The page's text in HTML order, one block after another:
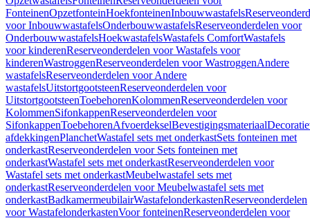
FonteinenOpzetfonteinHoekfonteinenInbouwwastafels
voor InbouwwastafelsOnderbouwwastafelsReserveonderdelen voor
OnderbouwwastafelsHoekwastafelsWastafels ComfortWastafels
voor kinderenReserveonderdelen voor Wastafels voor
kinderenWastroggenReserveonderdelen voor WastroggenAndere
wastafelsReserveonderdelen voor Andere
wastafelsUitstortgootsteenReserveonderdelen voor
UitstortgootsteenToebehorenKolommenReserveonderdelen voor
KolommenSifonkappenReserveonderdelen voor
SifonkappenToebehorenAfvoerdekselBevestigingsmateriaal
afdekkingenPlanchetWastafel sets met onderkastSets fonteinen met
onderkastReserveonderdelen voor Sets fonteinen met
onderkastWastafel sets met onderkastReserveonderdelen voor
Wastafel sets met onderkastMeubelwastafel sets met
onderkastReserveonderdelen voor Meubelwastafel sets met
onderkastBadkamermeubilairWastafelonderkastenReserveonderdelen
voor WastafelonderkastenVoor fonteinenReserveonderdelen voor